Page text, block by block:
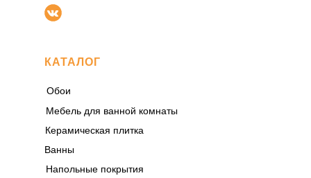
КАТАЛОГ
Обои
Мебель для ванной комнаты
Напольные покрытия
Керамическая плитка
Ванны